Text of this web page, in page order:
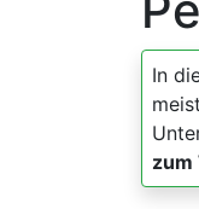
In
zum